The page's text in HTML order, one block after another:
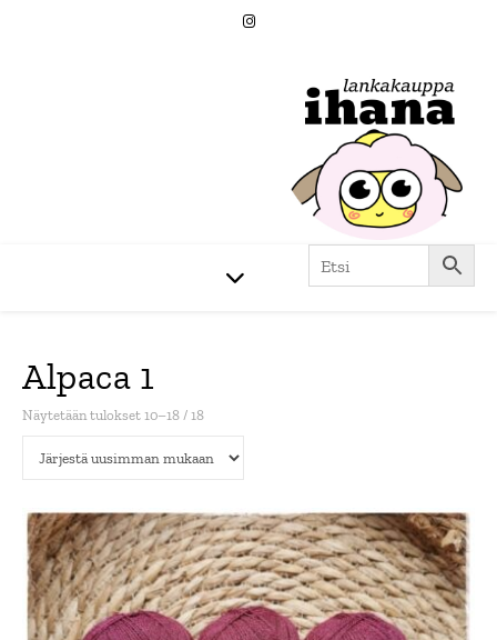
Alpaca 1
Näytetään tulokset 10–18 / 18Sorted by latest